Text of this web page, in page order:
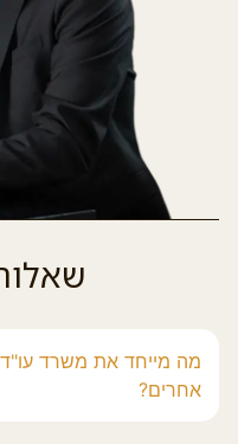
מה מייחד את משרד
אחרים?